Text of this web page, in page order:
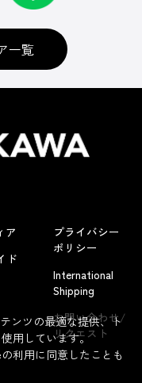
一覧
ア
ド
プライバシー
ポリシー
International
Shipping
お問い合わせ/
リクエスト
ンツの最適な提供、ト
用しています。
利用に同意したことも